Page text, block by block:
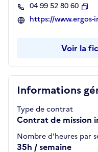
Informations
Type de contrat
Contrat de mission
Nombre d'heures par
35h / semaine
04 99 52 80 60
https://
Voir la